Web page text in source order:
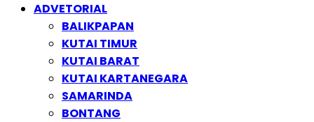
ADVETORIAL
BALIKPAPAN
KUTAI TIMUR
KUTAI BARAT
KUTAI KARTANEGARA
SAMARINDA
BONTANG